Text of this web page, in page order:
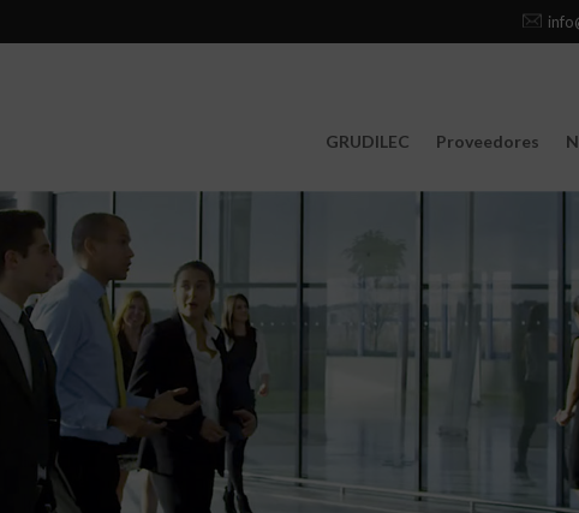
GRUDILEC Proveedores